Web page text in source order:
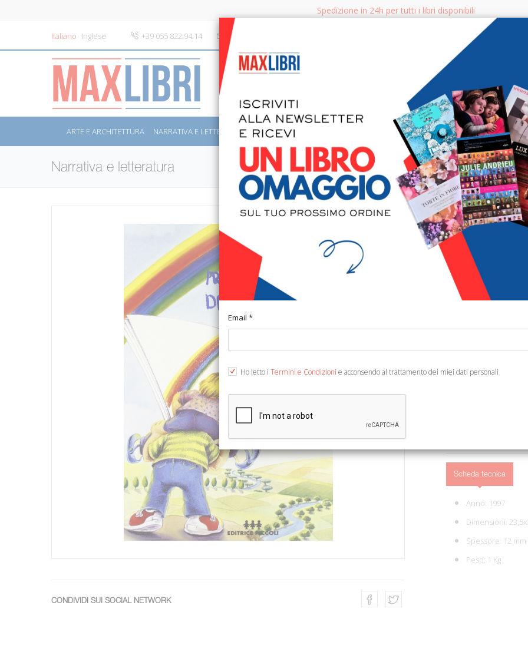
Spedizione in 24h per tutti i libri disponibili
Italiano Inglese +39 055 822.94.14 info@maxlibri.it
CERCA
ARTE E ARCHITETTURA NARRATIVA E LETTERATURA SAGGISTICA LIBRI PER BAMBINI E RAGAZZI MANUALI - GUIDE - CORSI
Narrativa e letteratura
CONDIVIDI SUI SOCIAL NETWORK
Coloriamo
€ 8,10
Ean13:
Scheda tecnica
Anno: 1997
Dimensioni:
Spessore: 12 mm
Peso: 1 Kg
Email *
Ho letto i Termini e Condizioni e acconsendo al trattamento dei miei dati personali